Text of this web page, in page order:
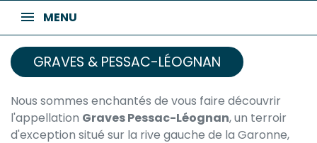
MENU
GRAVES & PESSAC-LÉOGNAN
Nous sommes enchantés de vous faire découvrir
l'appellation Graves Pessac-Léognan, un terroir
d'exception situé sur la rive gauche de la Garonne,